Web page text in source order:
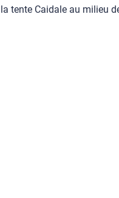
tente Caidale au milieu